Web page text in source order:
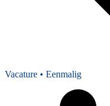
Vacature • Eenmalig